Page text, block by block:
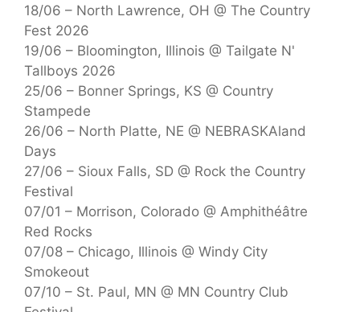
18/06 – North Lawrence, OH @ The Country
Fest 2026
19/06 – Bloomington, Illinois @ Tailgate N'
Tallboys 2026
25/06 – Bonner Springs, KS @ Country
Stampede
26/06 – North Platte, NE @ NEBRASKAland
Days
27/06 – Sioux Falls, SD @ Rock the Country
Festival
07/01 – Morrison, Colorado @ Amphithéâtre
Red Rocks
07/08 – Chicago, Illinois @ Windy City
Smokeout
07/10 – St. Paul, MN @ MN Country Club